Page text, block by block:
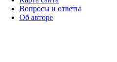
Вопросы и ответы
Об авторе